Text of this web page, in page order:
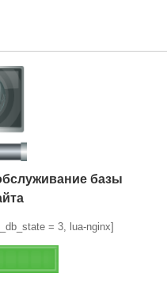
базы
= 3, lua-nginx]